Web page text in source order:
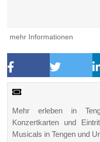
mehr Informationen
Mehr erleben in
Konzertkarten und
Musicals in Tengen und